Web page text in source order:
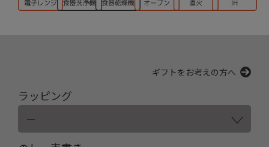
ギフトをお考えの方へ
ラッピング